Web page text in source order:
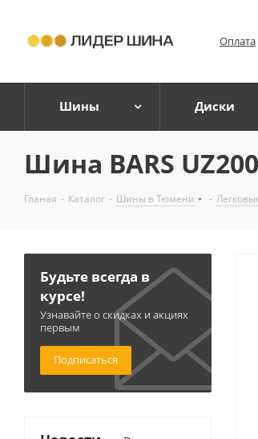
Оплата
Шины Диски
Шина BARS
Гланая - Каталог - Шины в Тюмени -
Будьте всегда в
курсе!
Узнавайте о скидках и акциях
первым
Подписаться